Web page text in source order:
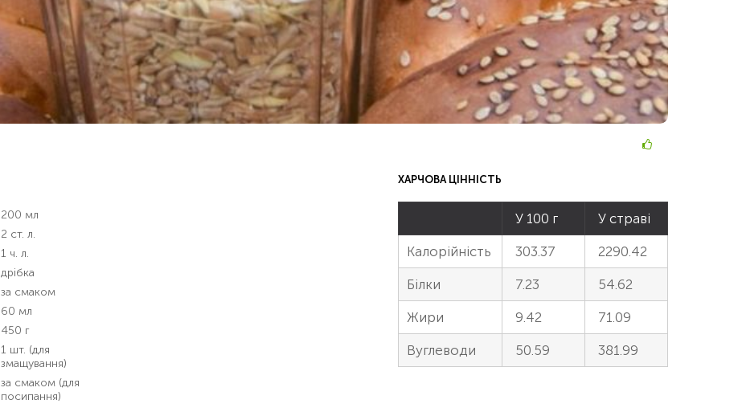
200 мл
2 ст. л.
1 ч. л.
дрібка
за смаком
60 мл
450 г
1 шт. (для
змащування)
за смаком (для
посипання)
ХАРЧОВА ЦІННІСТЬ
У 100 г У страві
Калорійність 303.37 2290.42
Білки 7.23 54.62
Жири 9.42 71.09
Вуглеводи 50.59 381.99